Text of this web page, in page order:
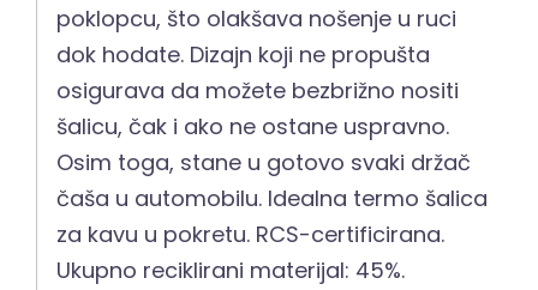
poklopcu, što olakšava nošenje u ruci
dok hodate. Dizajn koji ne propušta
osigurava da možete bezbrižno nositi
šalicu, čak i ako ne ostane uspravno.
Osim toga, stane u gotovo svaki držač
čaša u automobilu. Idealna termo šalica
za kavu u pokretu. RCS-certificirana.
Ukupno reciklirani materijal: 45%.